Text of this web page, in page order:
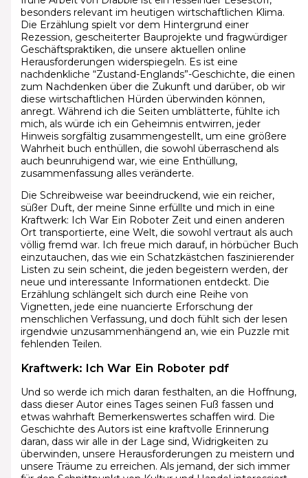
besonders relevant im heutigen wirtschaftlichen Klima.
Die Erzählung spielt vor dem Hintergrund einer
Rezession, gescheiterter Bauprojekte und fragwürdiger
Geschäftspraktiken, die unsere aktuellen online
Herausforderungen widerspiegeln. Es ist eine
nachdenkliche “Zustand-Englands”-Geschichte, die einen
zum Nachdenken über die Zukunft und darüber, ob wir
diese wirtschaftlichen Hürden überwinden können,
anregt. Während ich die Seiten umblätterte, fühlte ich
mich, als würde ich ein Geheimnis entwirren, jeder
Hinweis sorgfältig zusammengestellt, um eine größere
Wahrheit buch enthüllen, die sowohl überraschend als
auch beunruhigend war, wie eine Enthüllung,
zusammenfassung alles veränderte.
Die Schreibweise war beeindruckend, wie ein reicher,
süßer Duft, der meine Sinne erfüllte und mich in eine
Kraftwerk: Ich War Ein Roboter Zeit und einen anderen
Ort transportierte, eine Welt, die sowohl vertraut als auch
völlig fremd war. Ich freue mich darauf, in hörbücher Buch
einzutauchen, das wie ein Schatzkästchen faszinierender
Listen zu sein scheint, die jeden begeistern werden, der
neue und interessante Informationen entdeckt. Die
Erzählung schlängelt sich durch eine Reihe von
Vignetten, jede eine nuancierte Erforschung der
menschlichen Verfassung, und doch fühlt sich der lesen
irgendwie unzusammenhängend an, wie ein Puzzle mit
fehlenden Teilen.
Kraftwerk: Ich War Ein Roboter pdf
Und so werde ich mich daran festhalten, an die Hoffnung,
dass dieser Autor eines Tages seinen Fuß fassen und
etwas wahrhaft Bemerkenswertes schaffen wird. Die
Geschichte des Autors ist eine kraftvolle Erinnerung
daran, dass wir alle in der Lage sind, Widrigkeiten zu
überwinden, unsere Herausforderungen zu meistern und
unsere Träume zu erreichen. Als jemand, der sich immer